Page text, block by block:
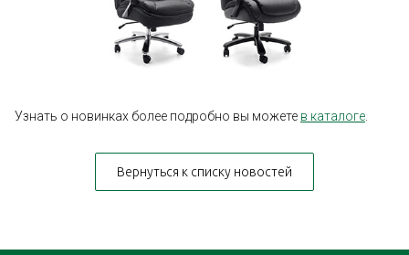
Узнать о новинках более подробно вы можете в каталоге
Вернуться к списку новостей